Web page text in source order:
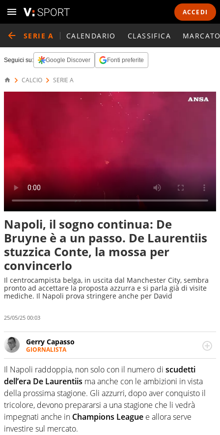
ACCEDI
SERIE A CALENDARIO CLASSIFICA
Seguici su: Google Discover Fonti preferite
CALCIO SERIE A
Napoli, il sogno continua: De
Bruyne è a un passo. De Laurentiis
stuzzica Conte, la mossa per
convincerlo
Il centrocampista belga, in uscita dal Manchester City, sembra
pronto ad accettare la proposta azzurra e si parla già di visite
mediche. Il Napoli prova stringere anche per David
25/05/25 00:03
Gerry Capasso
GIORNALISTA
Per lui gli sport americani non hanno segreti: basket,
football, baseball e la capacità innata di trovare la notizia
dove altri non vedono granché
Il Napoli raddoppia, non solo con il numero di scudetti
dell’era De Laurentiis ma anche con le ambizioni in vista
della prossima stagione. Gli azzurri, dopo aver conquisto il
tricolore, devono prepararsi a una stagione che li vedrà
impegnati anche in Champions League e allora serve
investire sul mercato.